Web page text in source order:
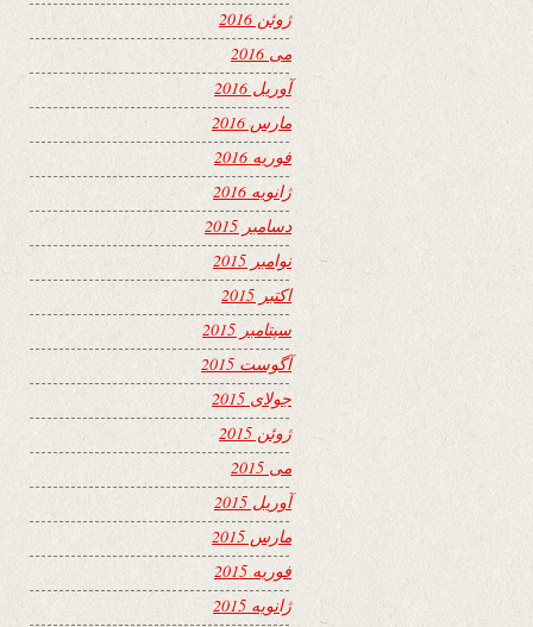
ژوئن 2016
می 2016
آوریل 2016
مارس 2016
فوریه 2016
ژانویه 2016
دسامبر 2015
نوامبر 2015
اکتبر 2015
سپتامبر 2015
آگوست 2015
جولای 2015
ژوئن 2015
می 2015
آوریل 2015
مارس 2015
فوریه 2015
ژانویه 2015